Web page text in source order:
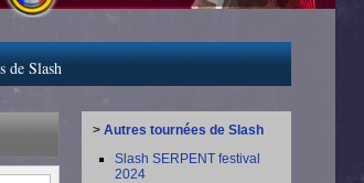
de Slash
> Autres tournées de Slash
Slash SERPENT festival
2024